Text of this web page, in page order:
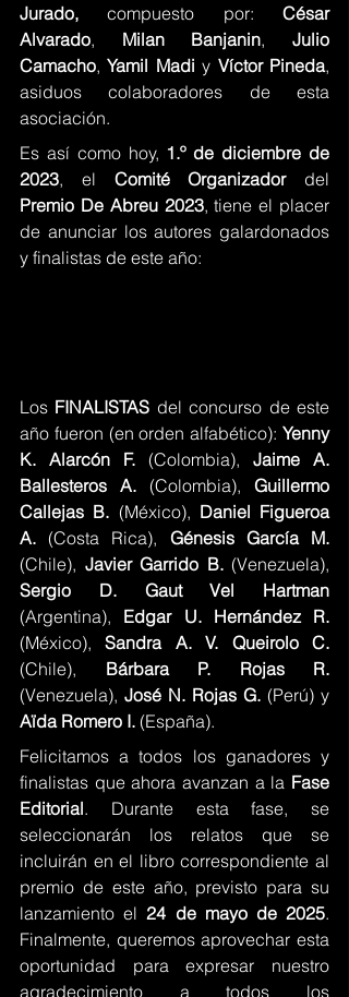
Jurado, compuesto por: César
Alvarado, Milan Banjanin, Julio
Camacho, Yamil Madi y Víctor Pineda,
asiduos colaboradores de esta
asociación.
Es así como hoy, 1.º de diciembre de
2023, el Comité Organizador
Premio De Abreu 2023, tiene el placer
de anunciar los autores galardonados
y finalistas de este año:
Los FINALISTAS del concurso de este
año fueron (en orden alfabético): Yenny
K. Alarcón F. (Colombia), Jaime A.
Ballesteros A. (Colombia), Guillermo
Callejas B. (México), Daniel Figueroa
A. (Costa Rica),
(Chile), Javier Garrido B.
(Argentina),
(México),
(Chile),
(Venezuela), José N. Rojas G.
Aïda Romero I. (España).
Felicitamos a todos los ganadores y
finalistas que ahora avanzan a la Fase
Editorial. Durante esta fase, se
seleccionarán los relatos que se
incluirán en el libro correspondiente al
premio de este año, previsto para su
lanzamiento el 24 de mayo de 2025.
Finalmente, queremos aprovechar esta
oportunidad para expresar nuestro
agradecimiento a todos los